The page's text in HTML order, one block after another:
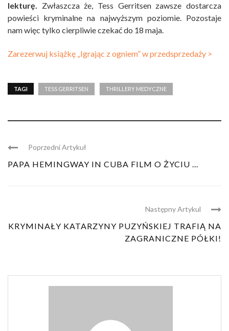
lekturę. Zwłaszcza że, Tess Gerritsen zawsze dostarcza
powieści kryminalne na najwyższym poziomie. Pozostaje
nam więc tylko cierpliwie czekać do 18 maja.
Zarezerwuj książkę „Igrając z ogniem” w przedsprzedaży >
TAGI TESS GERRITSEN THRILLERY MEDYCZNE
Poprzedni Artykuł
PAPA HEMINGWAY IN CUBA FILM O ŻYCIU ...
Następny Artykul
KRYMINAŁY KATARZYNY PUZYŃSKIEJ TRAFIĄ NA
ZAGRANICZNE PÓŁKI!